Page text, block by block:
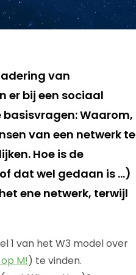
van
er bij een sociaal
Waarom,
van een netwerk te
Hoe is de
dat wel gedaan is …)
ene netwerk, terwijl
1 van het W3 model over
M!) te vinden.